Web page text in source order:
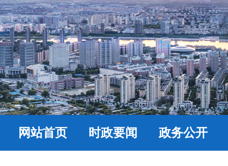
网站首页 时政要闻 政务公开